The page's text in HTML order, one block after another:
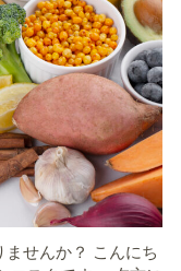
せんか？ こんにち